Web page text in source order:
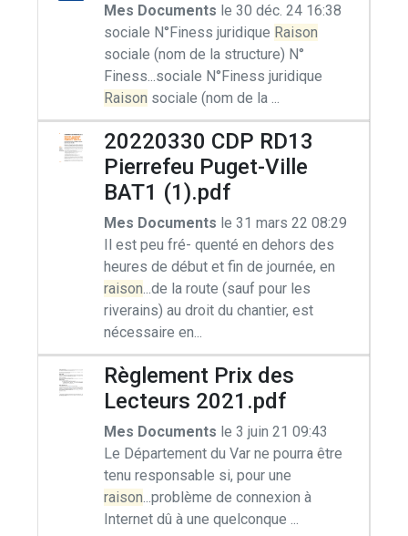
Mes Documents le 30 déc. 24 16:38
sociale N°Finess juridique Raison
sociale (nom de la structure) N°
Finess...sociale N°Finess juridique
Raison sociale (nom de la ...
20220330 CDP RD13
Pierrefeu Puget-Ville
BAT1 (1).pdf
Mes Documents le 31 mars 22 08:29
Il est peu fré- quenté en dehors des
heures de début et fin de journée, en
raison...de la route (sauf pour les
riverains) au droit du chantier, est
nécessaire en...
Règlement Prix des
Lecteurs 2021.pdf
Mes Documents le 3 juin 21 09:43
Le Département du Var ne pourra être
tenu responsable si, pour une
raison...problème de connexion à
Internet dû à une quelconque ...